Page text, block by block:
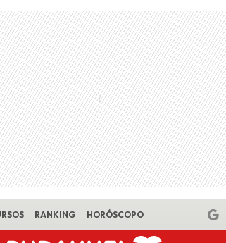
RANKING HORÓSCOPO